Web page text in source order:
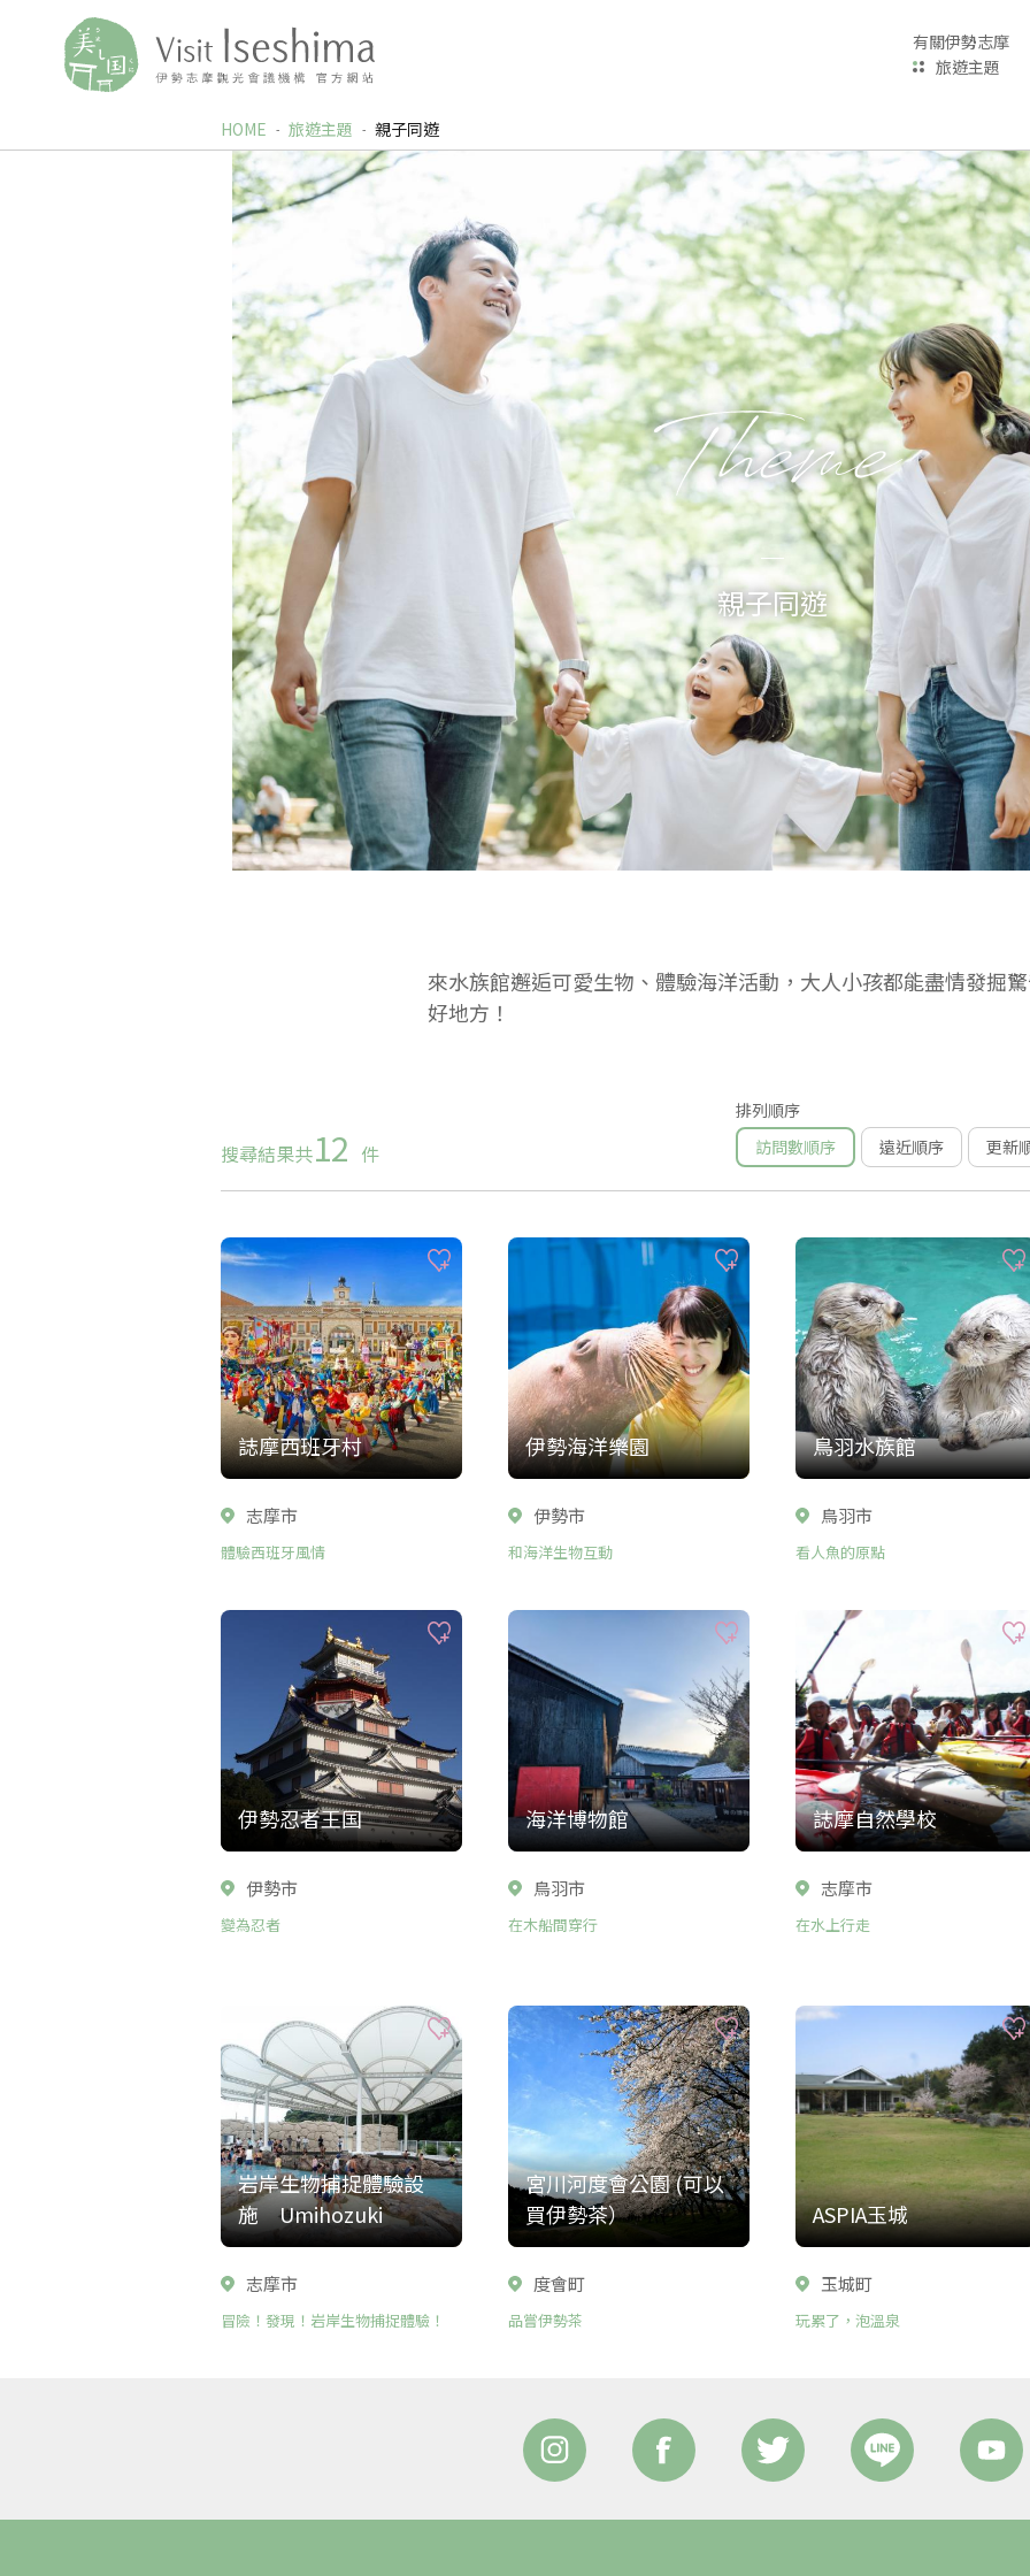
有關伊勢志摩
旅遊主題
HOME 旅遊主題 親子同遊
Theme
親子同遊
來水族館邂逅可愛生物、體驗海洋活動，大人小孩都能盡情發掘
好地方！
搜尋結果共12 件
排列順序
訪問數順序
遠近順序 更新
誌摩西班牙村
志摩市
體驗西班牙風情
伊勢海洋樂園
伊勢市
和海洋生物互動
鳥羽水族館
鳥羽市
看人魚的原點
伊勢忍者王国
伊勢市
變為忍者
海洋博物館
鳥羽市
在木船間穿行
誌摩自然學校
志摩市
在水上行走
岩岸生物捕捉體驗設
施 Umihozuki
志摩市
冒險！發現！岩岸生物捕捉體驗！
宮川河度會公園 (可以
買伊勢茶）
度會町
品嘗伊勢茶
ASPIA玉城
玉城町
玩累了，泡溫泉